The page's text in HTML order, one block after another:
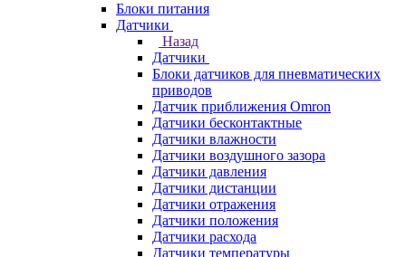
Блоки питания
Датчики
Назад
Датчики
Блоки датчиков для пневматических
приводов
Датчик приближения Omron
Датчики бесконтактные
Датчики влажности
Датчики воздушного зазора
Датчики давления
Датчики дистанции
Датчики отражения
Датчики положения
Датчики расхода
Датчики температуры